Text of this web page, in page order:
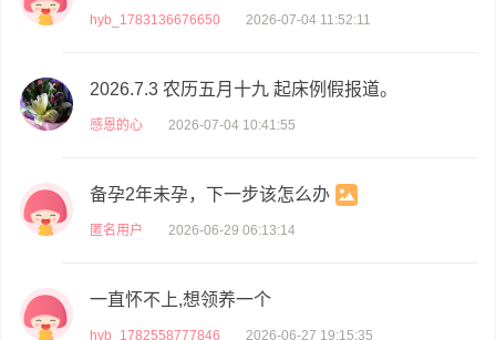
hyb_1783136676650 2026-07-04 11:52:11
2026.7.3 农历五月十九 起床例假报道。
感恩的心 2026-07-04 10:41:55
备孕2年未孕，下一步该怎么办
匿名用户 2026-06-29 06:13:14
一直怀不上,想领养一个
hyb_1782558777846 2026-06-27 19:15:35